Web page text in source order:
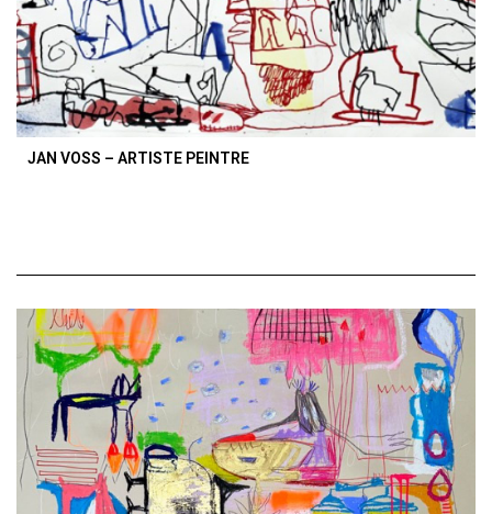
JAN VOSS – ARTISTE PEINTRE